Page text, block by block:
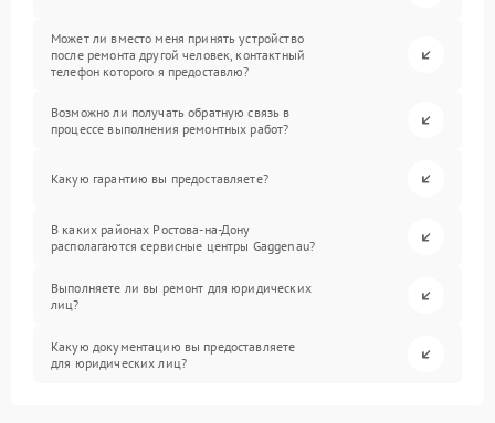
Может ли вместо меня принять устройство
после ремонта другой человек, контактный
телефон которого я предоставлю?
Возможно ли получать обратную связь в
процессе выполнения ремонтных работ?
Какую гарантию вы предоставляете?
В каких районах Ростова-на-Дону
располагаются сервисные центры Gaggenau?
Выполняете ли вы ремонт для юридических
лиц?
Какую документацию вы предоставляете
для юридических лиц?